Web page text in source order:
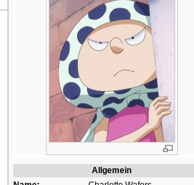
Allgemein